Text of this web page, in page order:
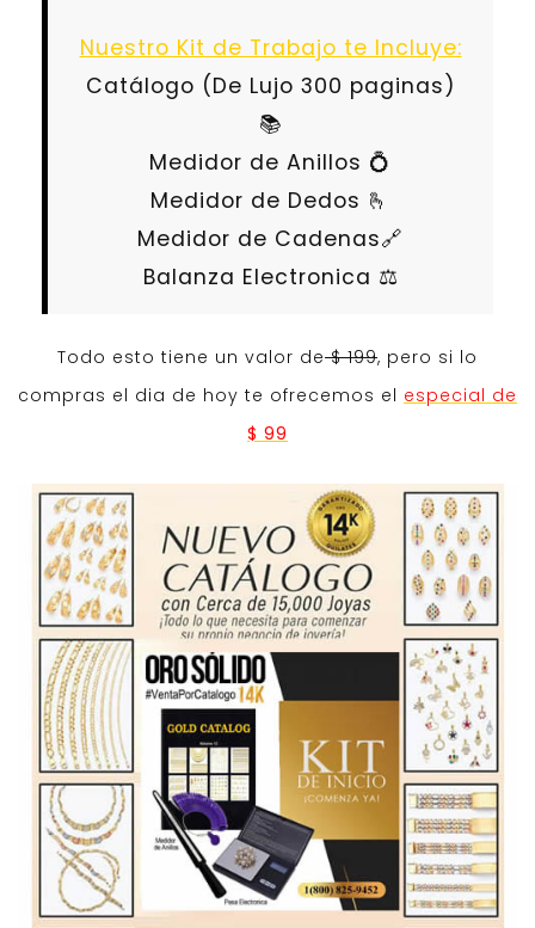
Nuestro Kit de Trabajo te Incluye:
Catálogo (De Lujo 300 paginas)
📚
Medidor de Anillos 💍
Medidor de Dedos 🫰
Medidor de Cadenas🔗
Balanza Electronica ⚖️
Todo esto tiene un valor de$ 199, pero si lo
compras el dia de hoy te ofrecemos el especial de
$ 99